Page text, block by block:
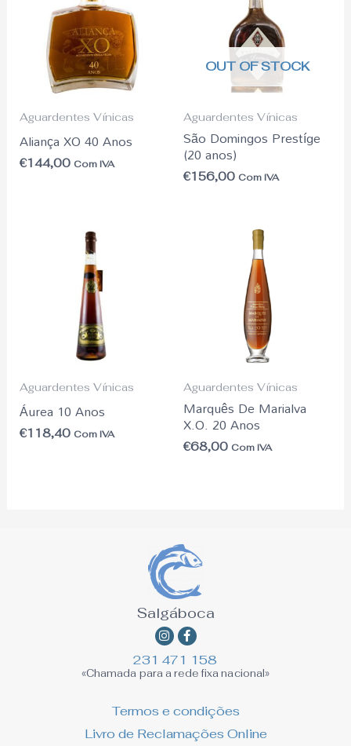
Aguardentes Vínicas
Aliança XO 40 Anos
€144,00 Com IVA
OUT OF STOCK
Aguardentes Vínicas
São Domingos Prestíge
(20 anos)
€156,00 Com IVA
Aguardentes Vínicas
Áurea 10 Anos
€118,40 Com IVA
Aguardentes Vínicas
Marquês De Marialva
X.O. 20 Anos
€68,00 Com IVA
Termos e condições
Livro de Reclamações Online
Salgáboca
Instagram
Facebook-
f
231 471 158
«Chamada para a rede fixa nacional»